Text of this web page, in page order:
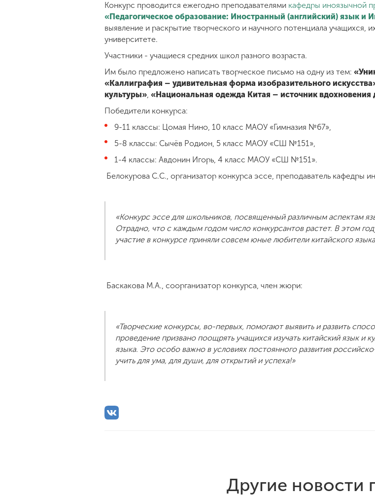
Конкурс проводится ежегодно преподавателями кафедры иноязычной
«Педагогическое образование: Иностранный (английский) язык и
выявление и раскрытие творческого и научного потенциала учащихся,
университете.
Участники - учащиеся средних школ разного возраста.
Им было предложено написать творческое письмо на одну из тем:
«Каллиграфия – удивительная форма изобразительного
культуры», «Национальная одежда Китая – источник
Победители конкурса:
9-11 классы: Цомая Нино, 10 класс МАОУ «Гимназия №67»,
5-8 классы: Сычёв Родион, 5 класс МАОУ «СШ №151»,
1-4 классы: Авдонин Игорь, 4 класс МАОУ «СШ №151».
Белокурова С.С., организатор конкурса эссе, преподаватель кафедры
«Конкурс эссе для школьников, посвященный различным аспектам
Отрадно, что с каждым годом число конкурсантов растет. В этом
участие в конкурсе приняли совсем юные любители китайского
Баскакова М.А., соорганизатор конкурса, член жюри:
«Творческие конкурсы, во-первых, помогают выявить и развить
проведение призвано поощрять учащихся изучать китайский язык и
языка. Это особо важно в условиях постоянного развития
учить для ума, для души, для открытий и успеха!»
Другие новости